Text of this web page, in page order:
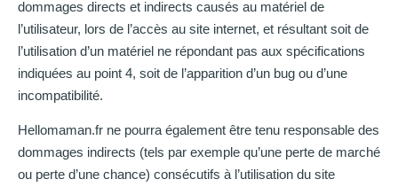
dommages directs et indirects causés au matériel de
l’utilisateur, lors de l’accès au site internet, et résultant soit de
l’utilisation d’un matériel ne répondant pas aux spécifications
indiquées au point 4, soit de l’apparition d’un bug ou d’une
incompatibilité.
Hellomaman.fr ne pourra également être tenu responsable des
dommages indirects (tels par exemple qu’une perte de marché
ou perte d’une chance) consécutifs à l’utilisation du site